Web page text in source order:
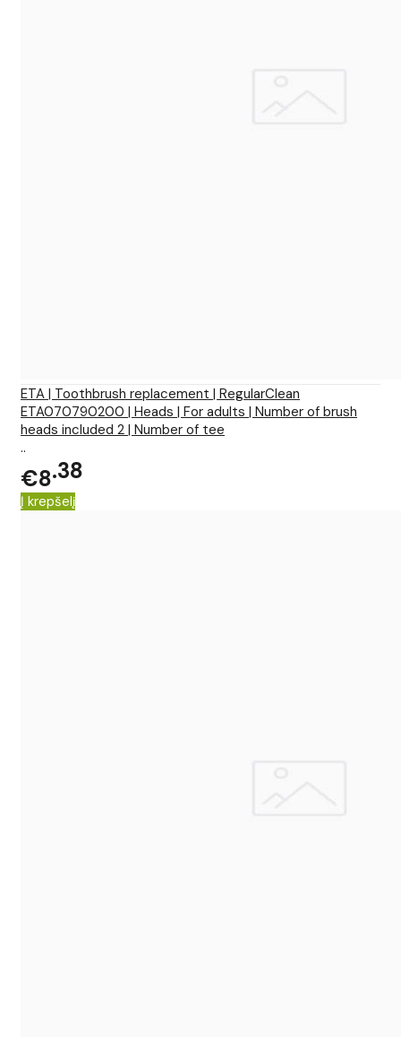
ETA | Toothbrush replacement | RegularClean
ETA070790200 | Heads | For adults | Number of brush
heads included 2 | Number of tee
..
€8 38
Į krepšelį